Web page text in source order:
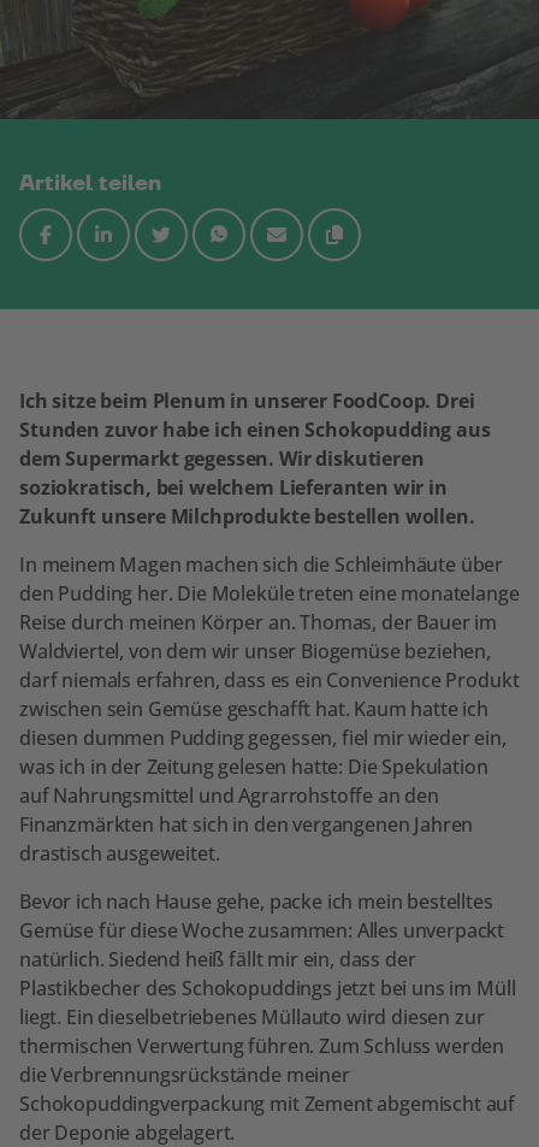
Artikel teilen
Ich sitze beim Plenum in unserer FoodCoop. Drei
Stunden zuvor habe ich einen Schokopudding aus
dem Supermarkt gegessen. Wir diskutieren
soziokratisch, bei welchem Lieferanten wir in
Zukunft unsere Milchprodukte bestellen wollen.
In meinem Magen machen sich die Schleimhäute über
den Pudding her. Die Moleküle treten eine monatelange
Reise durch meinen Körper an. Thomas, der Bauer im
Waldviertel, von dem wir unser Biogemüse beziehen,
darf niemals erfahren, dass es ein Convenience Produkt
zwischen sein Gemüse geschafft hat. Kaum hatte ich
diesen dummen Pudding gegessen, fiel mir wieder ein,
was ich in der Zeitung gelesen hatte: Die Spekulation
auf Nahrungsmittel und Agrarrohstoffe an den
Finanzmärkten hat sich in den vergangenen Jahren
drastisch ausgeweitet.
Bevor ich nach Hause gehe, packe ich mein bestelltes
Gemüse für diese Woche zusammen: Alles unverpackt
natürlich. Siedend heiß fällt mir ein, dass der
Plastikbecher des Schokopuddings jetzt bei uns im Müll
liegt. Ein dieselbetriebenes Müllauto wird diesen zur
thermischen Verwertung führen. Zum Schluss werden
die Verbrennungsrückstände meiner
Schokopuddingverpackung mit Zement abgemischt auf
der Deponie abgelagert.